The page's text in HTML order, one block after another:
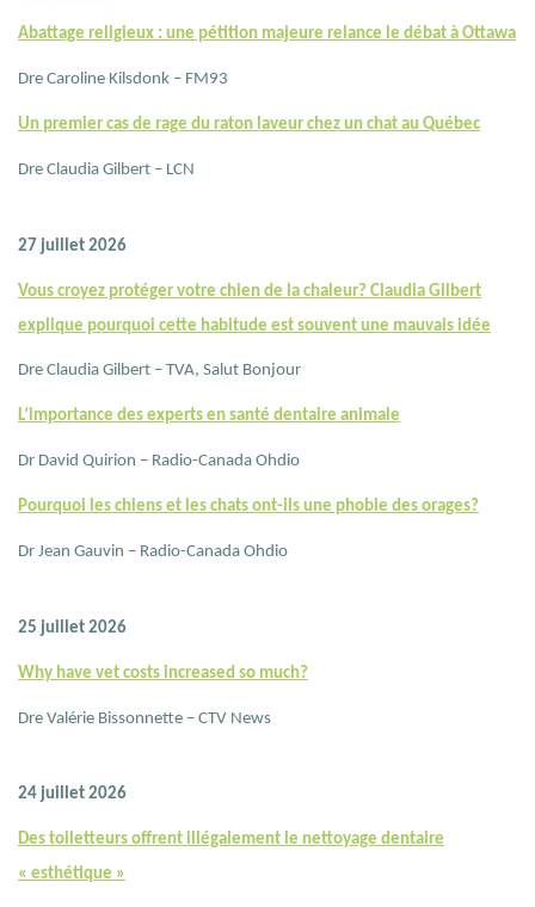
Abattage religieux : une pétition majeure relance le débat à Ottawa
Dre Caroline Kilsdonk – FM93
Un premier cas de rage du raton laveur chez un chat au Québec
Dre Claudia Gilbert – LCN
27 juillet 2026
Vous croyez protéger votre chien de la chaleur? Claudia Gilbert
explique pourquoi cette habitude est souvent une mauvais idée
Dre Claudia Gilbert – TVA, Salut Bonjour
L’importance des experts en santé dentaire animale
Dr David Quirion – Radio-Canada Ohdio
Pourquoi les chiens et les chats ont-ils une phobie des orages?
Dr Jean Gauvin – Radio-Canada Ohdio
25 juillet 2026
Why have vet costs increased so much?
Dre Valérie Bissonnette – CTV News
24 juillet 2026
Des toiletteurs offrent illégalement le nettoyage dentaire
« esthétique »